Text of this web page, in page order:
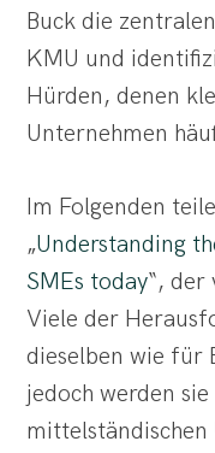
Buck die
KMU und
Hürden, denen
Unternehmen
Im Folgenden
„Understanding
SMEs today“, der
Viele der
dieselben wie für
jedoch werden